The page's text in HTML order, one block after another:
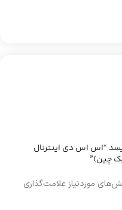
“اس اس دی اینترنال
موردنیاز علامت‌گذاری